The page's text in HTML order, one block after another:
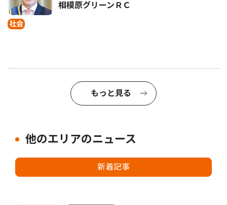
社会
相模原グリーンＲＣ
もっと見る
他のエリアのニュース
新着記事